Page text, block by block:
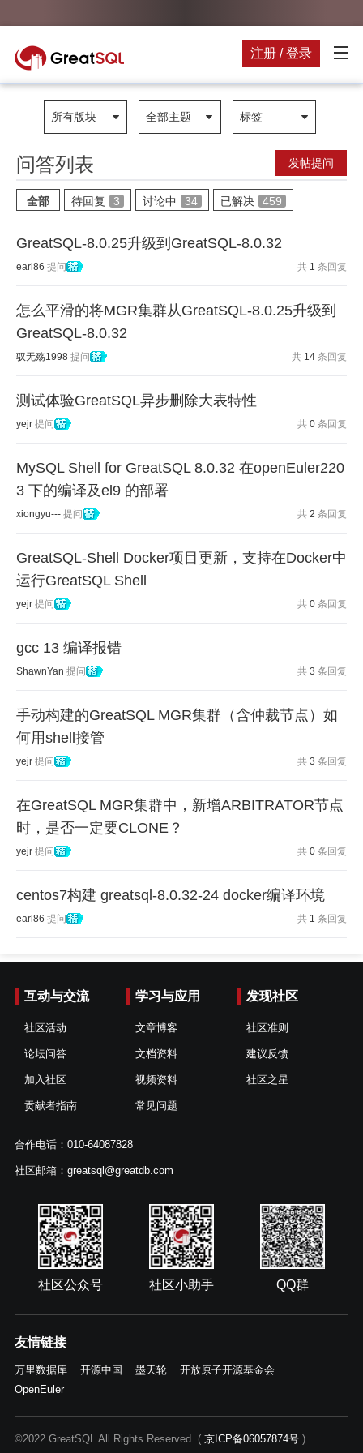
注册 / 登录
所有版块 全部主题 标签
问答列表 发帖提问
全部 待回复 3 讨论中 34 已解决 459
GreatSQL-8.0.25升级到GreatSQL-8.0.32
earl86 提问 共 1 条回复
怎么平滑的将MGR集群从GreatSQL-8.0.25升级到
GreatSQL-8.0.32
驭无殇1998 提问 共 14 条回复
测试体验GreatSQL异步删除大表特性
yejr 提问 共 0 条回复
MySQL Shell for GreatSQL 8.0.32 在openEuler220
3 下的编译及el9 的部署
xiongyu--- 提问 共 2 条回复
GreatSQL-Shell Docker项目更新，支持在Docker中
运行GreatSQL Shell
yejr 提问 共 0 条回复
gcc 13 编译报错
ShawnYan 提问 共 3 条回复
手动构建的GreatSQL MGR集群（含仲裁节点）如
何用shell接管
yejr 提问 共 3 条回复
在GreatSQL MGR集群中，新增ARBITRATOR节点
时，是否一定要CLONE？
yejr 提问 共 0 条回复
centos7构建 greatsql-8.0.32-24 docker编译环境
earl86 提问 共 1 条回复
互动与交流
社区活动
论坛问答
加入社区
贡献者指南
学习与应用
文章博客
文档资料
视频资料
常见问题
发现社区
社区准则
建议反馈
社区之星
合作电话：010-64087828
社区邮箱：greatsql@greatdb.com
社区公众号 社区小助手 QQ群
友情链接
万里数据库 开源中国 墨天轮
开放原子开源基金会
OpenEuler
©2022 GreatSQL All Rights Reserved. ( 京ICP备06057874号 )